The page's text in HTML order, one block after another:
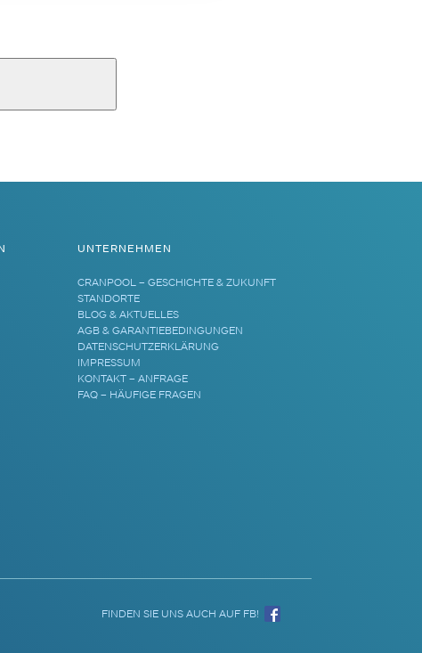
UNTERNEHMEN
CRANPOOL – GESCHICHTE & ZUKUNFT
STANDORTE
BLOG & AKTUELLES
AGB & GARANTIEBEDINGUNGEN
DATENSCHUTZERKLÄRUNG
IMPRESSUM
KONTAKT – ANFRAGE
FAQ – HÄUFIGE FRAGEN
FINDEN SIE UNS AUCH AUF FB!